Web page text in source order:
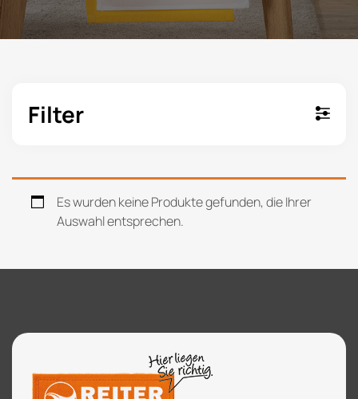
Filter
Es wurden keine Produkte gefunden, die Ihrer
Auswahl entsprechen.